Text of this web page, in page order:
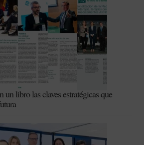
un libro las claves estratégicas que